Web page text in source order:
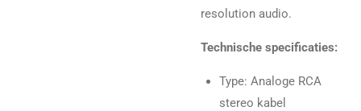
resolution audio.
Technische specificaties:
Type: Analoge RCA
stereo kabel